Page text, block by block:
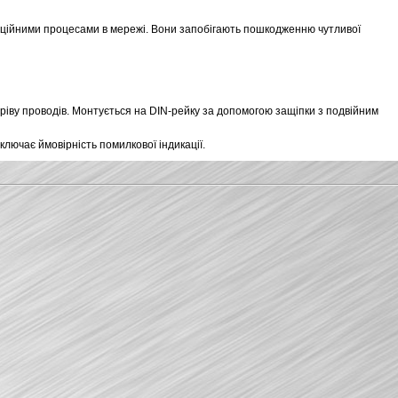
процесами в мережі. Вони запобігають пошкодженню чутливої
проводів. Монтується на DIN-рейку за допомогою защіпки з подвійним
ймовірність помилкової індикації.